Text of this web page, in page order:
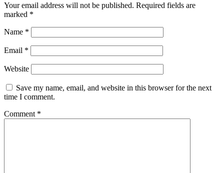
Your email address will not be published. Required fields are
marked *
Name *
Email *
Website
Save my name, email, and website in this browser for the next
time I comment.
Comment *